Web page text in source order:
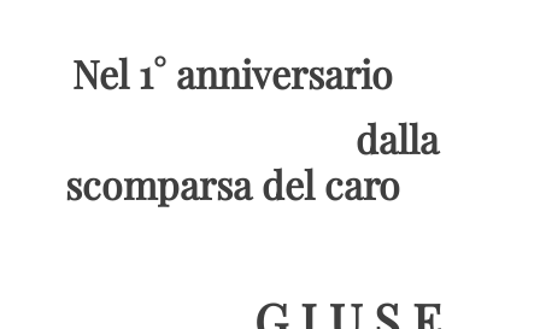
Nel 1° anniversario
dalla
scomparsa del caro